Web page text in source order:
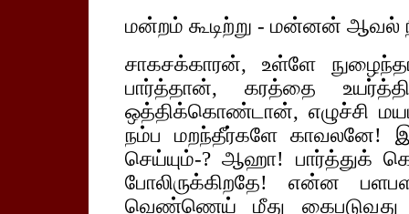
மன்றம் கூடிற்று - மன்னன் ஆவல்
சாகசக்காரன், உள்ளே
பார்த்தான், கரத்தை
ஒத்திக்கொண்டான், எழுச்சி
நம்ப மறந்தீர்களே காவலனே!
செய்யும்-? ஆஹா! பார்த்துக்
போலிருக்கிறதே! என்ன
வெண்ணெய் மீது கைபடுவது